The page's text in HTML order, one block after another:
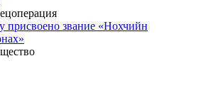
присвоено звание «Нохчийн